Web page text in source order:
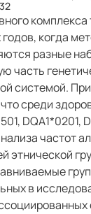
когда
разные
часть
системой.
что среди
DQA1*0201,
частот
этнической
в